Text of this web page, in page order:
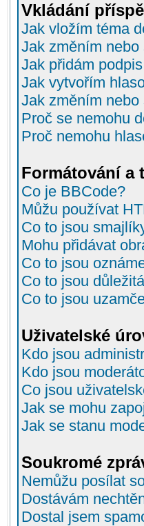
Vkládání
Jak vložím téma
Jak změním
Jak přidám
Jak vytvořím
Jak změním
Proč se nemohu
Proč nemohu
Formátování a
Co je BBCode?
Můžu používat
Co to jsou
Mohu přidávat
Co to jsou
Co to jsou
Co to jsou
Uživatelské
Kdo jsou
Kdo jsou
Co jsou
Jak se mohu
Jak se stanu
Soukromé
Nemůžu posílat
Dostávám
Dostal jsem